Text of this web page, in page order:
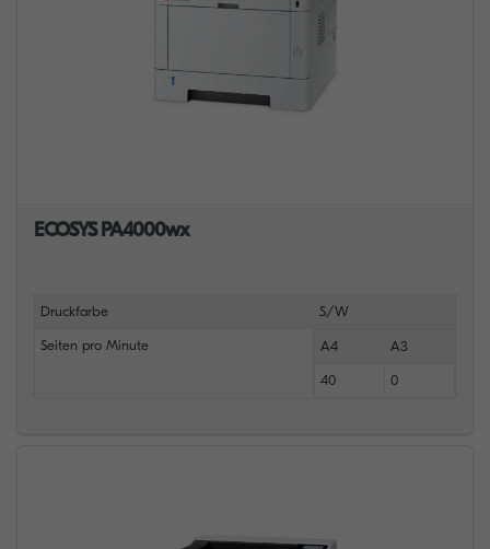
ECOSYS PA4000wx
Druckfarbe S/W
Seiten pro Minute A4 A3
40 0